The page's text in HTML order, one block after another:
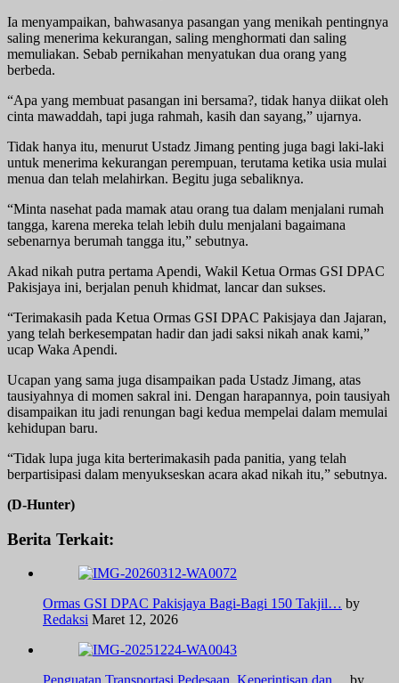
Ia menyampaikan, bahwasanya pasangan yang menikah pentingnya
saling menerima kekurangan, saling menghormati dan saling
memuliakan. Sebab pernikahan menyatukan dua orang yang
berbeda.
“Apa yang membuat pasangan ini bersama?, tidak hanya diikat oleh
cinta mawaddah, tapi juga rahmah, kasih dan sayang,” ujarnya.
Tidak hanya itu, menurut Ustadz Jimang penting juga bagi laki-laki
untuk menerima kekurangan perempuan, terutama ketika usia mulai
menua dan telah melahirkan. Begitu juga sebaliknya.
“Minta nasehat pada mamak atau orang tua dalam menjalani rumah
tangga, karena mereka telah lebih dulu menjalani bagaimana
sebenarnya berumah tangga itu,” sebutnya.
Akad nikah putra pertama Apendi, Wakil Ketua Ormas GSI DPAC
Pakisjaya ini, berjalan penuh khidmat, lancar dan sukses.
“Terimakasih pada Ketua Ormas GSI DPAC Pakisjaya dan Jajaran,
yang telah berkesempatan hadir dan jadi saksi nikah anak kami,”
ucap Waka Apendi.
Ucapan yang sama juga disampaikan pada Ustadz Jimang, atas
tausiyahnya di momen sakral ini. Dengan harapannya, poin tausiyah
disampaikan itu jadi renungan bagi kedua mempelai dalam memulai
kehidupan baru.
“Tidak lupa juga kita berterimakasih pada panitia, yang telah
berpartisipasi dalam menyukseskan acara akad nikah itu,” sebutnya.
(D-Hunter)
Berita Terkait:
Ormas GSI DPAC Pakisjaya Bagi-Bagi 150 Takjil… by
Redaksi Maret 12, 2026